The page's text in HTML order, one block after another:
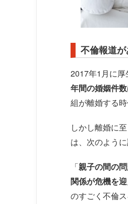
不倫報道
2017年1月に厚
年間の婚姻件
組が離婚する
しかし離婚に
は、次のように
「親子の間の
関係が危機を
のすごく不倫